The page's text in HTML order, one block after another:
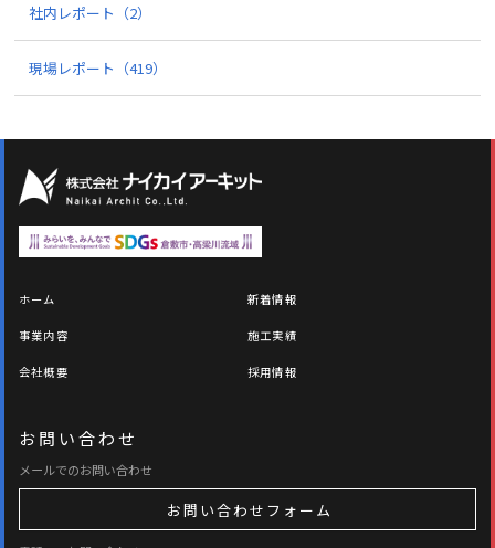
社内レポート （2）
現場レポート （419）
ホーム 新着情報
事業内容 施工実績
会社概要 採用情報
お問い合わせ
メールでのお問い合わせ
お問い合わせフォーム